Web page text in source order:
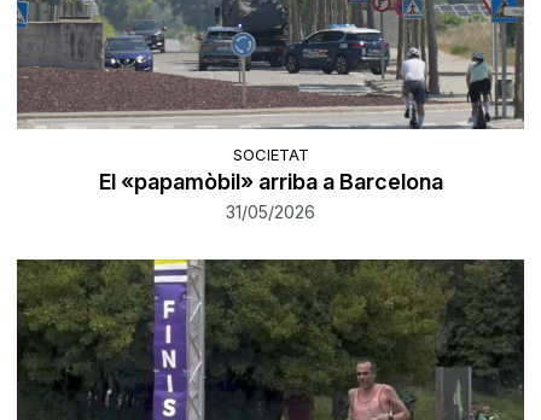
SOCIETAT
El «papamòbil» arriba a Barcelona
31/05/2026